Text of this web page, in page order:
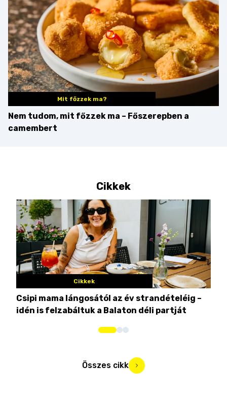
Mit főzzek ma?
Nem tudom, mit főzzek ma – Főszerepben a
camembert
Cikkek
Cikkek
Csipi mama lángosától az év strandételéig –
idén is felzabáltuk a Balaton déli partját
Összes cikk